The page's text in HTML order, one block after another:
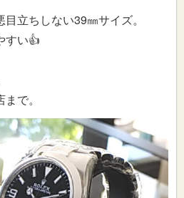
立ちしない39㎜サイズ。
すい👍
で。